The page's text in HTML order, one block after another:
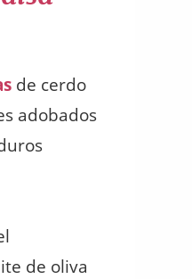
de cerdo
adobados
de oliva